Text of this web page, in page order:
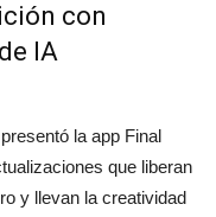
con
IA
la app Final
que liberan
y llevan la creatividad